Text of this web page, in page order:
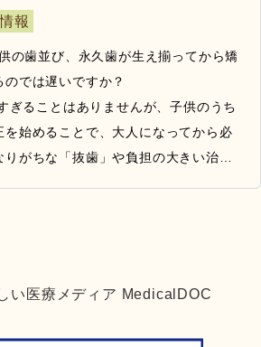
正では発育を見ながら正しい歯並びを
または大人になってから必要になりが
歯や負担の大きい治療リスクを抑える
つながります。
お口の状態を丁寧に確認し、成長に合
をご提案します。
朝霞市本町1-29-43
ス：東武東上線「朝霞駅」より徒歩10
報
の歯並び、永久歯が生え揃ってから矯
のでは遅いですか？
ぎることはありませんが、子供のうち
を始めることで、大人になってから必
りがちな「抜歯」や負担の大きい治療
の頃から顎の発育を上手くコントロー
30
は現在、一緒に患者様のお口の健康を